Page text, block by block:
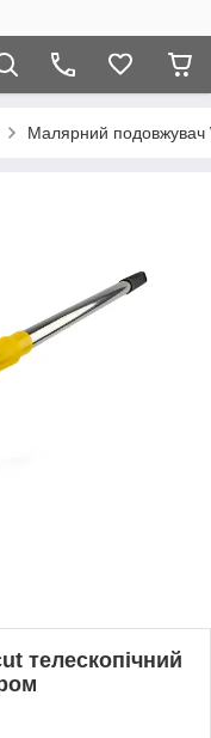
Малярний подовжувач
телескопічний